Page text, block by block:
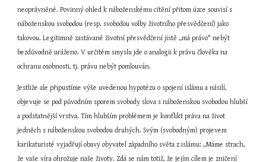
neoprávněné. Povinný ohled k náboženskému cítění přitom úzce souvisí s
náboženskou svobodou (resp. svobodou volby životního přesvědčení) jako
takovou. Legitimně zastávané životní přesvědčení jistě „má právo" nebýt
bezdůvodně uráženo. V určitém smyslu jde o analogii k právu člověka na
ochranu osobnosti, tj. právu nebýt pomlouván.
Jestliže ale připustíme výše uvedenou hypotézu o spojení islámu a násilí,
objevuje se pod původním sporem svobody slova s náboženskou svobodou hlubší
a podstatnější vrstva. Tím hlubším problémem je konflikt práva na život
jedněch s náboženskou svobodou druhých. Svým (svobodným) projevem
karikaturisté vyjadřují obavy obyvatel západního světa z islámu: „Máme strach,
že vaše víra ohrožuje naše životy. Zdá se nám totiž, že jejím cílem je zničení